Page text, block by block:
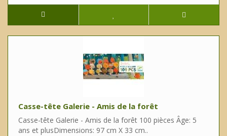
Casse-tête Galerie - Amis de la forêt
Casse-tête Galerie - Amis de la forêt 100 pièces Âge: 5
ans et plusDimensions: 97 cm X 33 cm..